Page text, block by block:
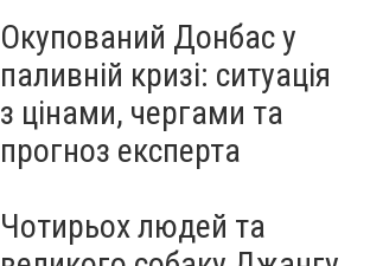
Окупований Донбас у
паливній кризі: ситуація
з цінами, чергами та
прогноз експерта
Чотирьох людей та